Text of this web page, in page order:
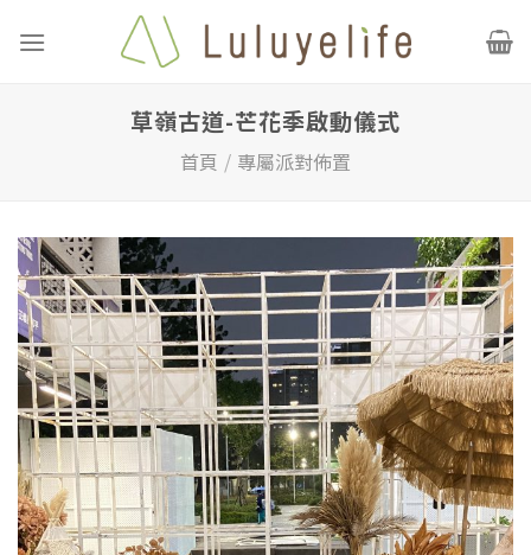
草嶺古道-芒花季啟動儀式
首頁 / 專屬派對佈置